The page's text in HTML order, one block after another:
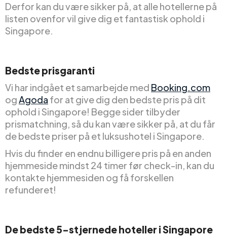
Derfor kan du være sikker på, at alle hotellerne på
listen ovenfor vil give dig et fantastisk ophold i
Singapore.
Bedste prisgaranti
Vi har indgået et samarbejde med Booking.com
ogAgoda for at give dig den bedste pris på dit
ophold i Singapore! Begge sider tilbyder
prismatchning, så du kan være sikker på, at du får
de bedste priser på et luksushotel i Singapore.
Hvis du finder en endnu billigere pris på en anden
hjemmeside mindst 24 timer før check-in, kan du
kontakte hjemmesiden og få forskellen
refunderet!
De bedste 5-stjernede hoteller i Singapore